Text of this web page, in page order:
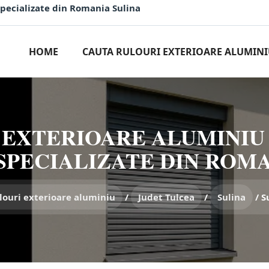
din Romania Sulina
HOME CAUTA RULOURI EXTERIOARE
DIN
exterioare aluminiu / Judet Tulcea / Sulina /